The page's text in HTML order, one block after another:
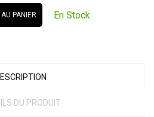
PANIER En Stock
DU PRODUIT